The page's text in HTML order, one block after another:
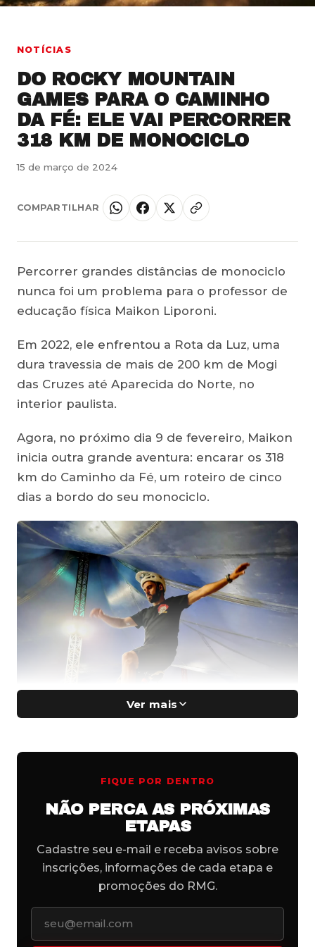
NOTÍCIAS
DO ROCKY MOUNTAIN
GAMES PARA O CAMINHO
DA FÉ: ELE VAI PERCORRER
318 KM DE MONOCICLO
15 de março de 2024
COMPARTILHAR
Percorrer grandes distâncias de monociclo
nunca foi um problema para o professor de
educação física Maikon Liporoni.
Em 2022, ele enfrentou a Rota da Luz, uma
dura travessia de mais de 200 km de Mogi
das Cruzes até Aparecida do Norte, no
interior paulista.
Agora, no próximo dia 9 de fevereiro, Maikon
inicia outra grande aventura: encarar os 318
km do Caminho da Fé, um roteiro de cinco
dias a bordo do seu monociclo.
Professor de educação física, Maikon esbanja habilidade
e resistência no monociclo. Foto: Arquivo Pessoal.
Aos 39 anos, Liporoni é figura carimbada no
Rocky Mountain Games, maior festival de
cultura e esportes de montanha do País e
que conta com o apoio da Go Outside.
Ver mais
FIQUE POR DENTRO
NÃO PERCA AS PRÓXIMAS
ETAPAS
Cadastre seu e-mail e receba avisos sobre
inscrições, informações de cada etapa e
promoções do RMG.